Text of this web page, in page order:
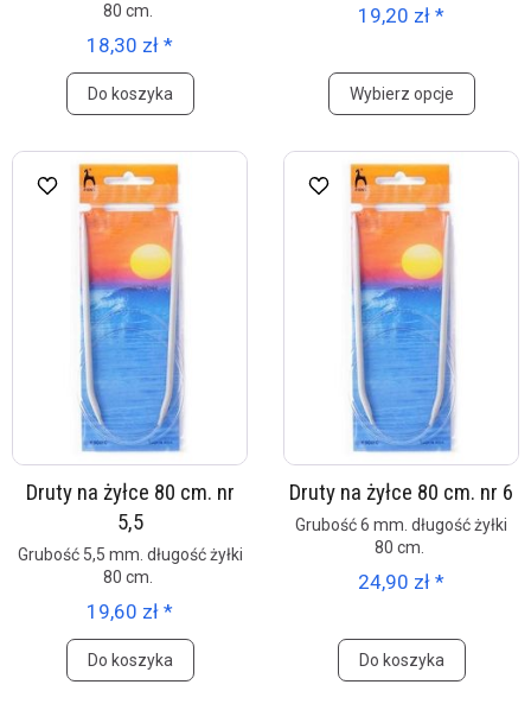
80 cm.
18,30 zł *
Do koszyka
19,20 zł *
Wybierz opcje
Druty na żyłce 80 cm. nr
5,5
Grubość 5,5 mm. długość żyłki
80 cm.
19,60 zł *
Do koszyka
Druty na żyłce 80 cm. nr 6
Grubość 6 mm. długość żyłki
80 cm.
24,90 zł *
Do koszyka